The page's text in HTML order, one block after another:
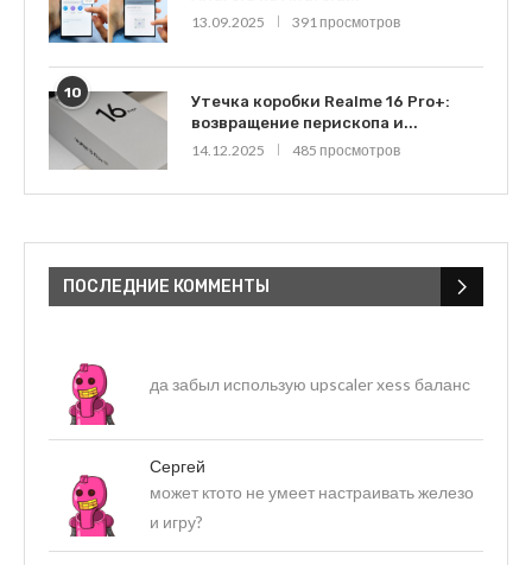
13.09.2025
391 просмотров
10
Утечка коробки Realme 16 Pro+:
возвращение перископа и...
14.12.2025
485 просмотров
ПОСЛЕДНИЕ КОММЕНТЫ
да забыл использую upscaler xess баланс
Сергей
может ктото не умеет настраивать железо
и игру?